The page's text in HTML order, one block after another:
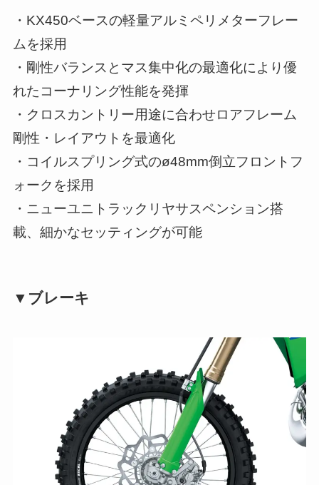
・KX450ベースの軽量アルミペリメターフレー
ムを採用
・剛性バランスとマス集中化の最適化により優
れたコーナリング性能を発揮
・クロスカントリー用途に合わせロアフレーム
剛性・レイアウトを最適化
・コイルスプリング式のø48mm倒立フロントフ
ォークを採用
・ニューユニトラックリヤサスペンション搭
載、細かなセッティングが可能
▼ブレーキ